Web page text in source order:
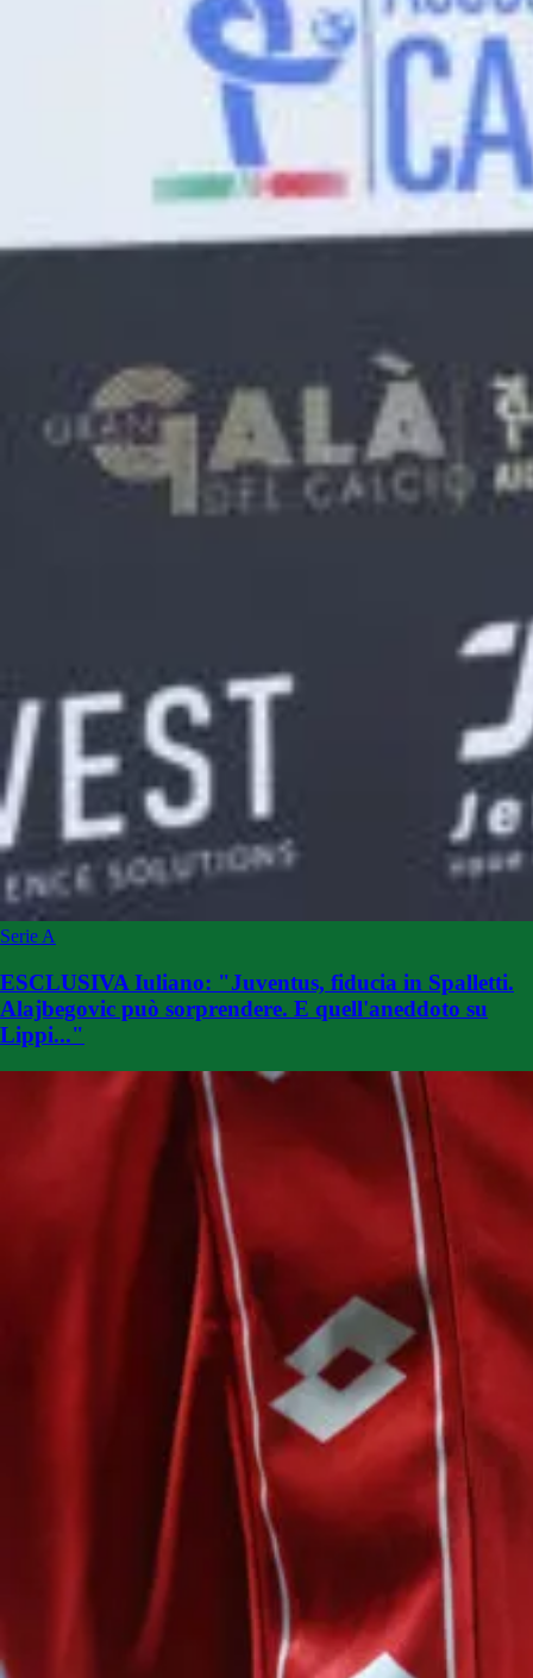
Serie A
ESCLUSIVA Iuliano: "Juventus, fiducia in Spalletti.
Alajbegovic può sorprendere. E quell'aneddoto su
Lippi..."